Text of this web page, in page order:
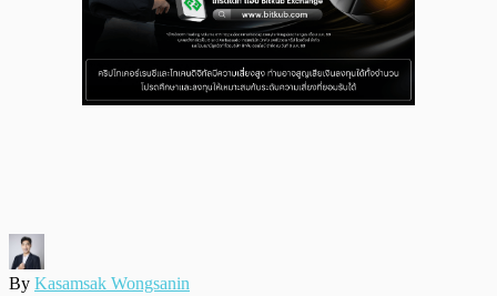
By Kasamsak Wongsanin